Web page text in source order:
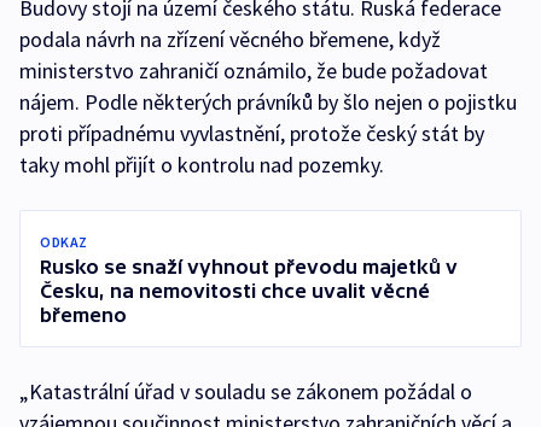
Budovy stojí na území českého státu. Ruská federace
podala návrh na zřízení věcného břemene, když
ministerstvo zahraničí oznámilo, že bude požadovat
nájem. Podle některých právníků by šlo nejen o pojistku
proti případnému vyvlastnění, protože český stát by
taky mohl přijít o kontrolu nad pozemky.
ODKAZ
Rusko se snaží vyhnout převodu majetků v
Česku, na nemovitosti chce uvalit věcné
břemeno
„Katastrální úřad v souladu se zákonem požádal o